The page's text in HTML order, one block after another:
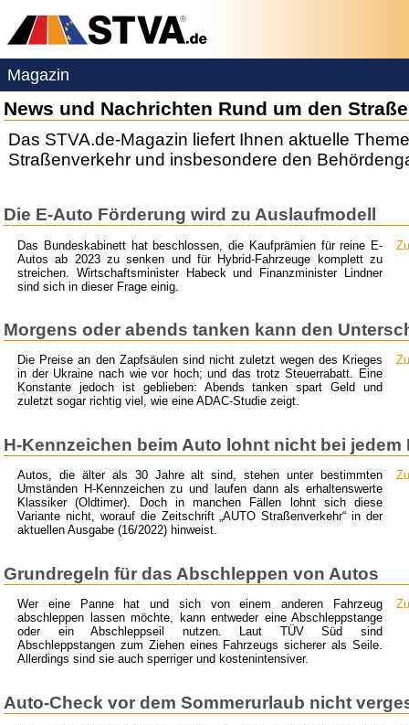
Magazin
News und Nachrichten Rund um den
Das STVA.de-Magazin liefert Ihnen aktuelle
Straßenverkehr und insbesondere den
Die E-Auto Förderung wird zu Auslaufmodell
Das Bundeskabinett hat beschlossen, die Kaufprämien für reine E-
Autos ab 2023 zu senken und für Hybrid-Fahrzeuge komplett zu
streichen. Wirtschaftsminister Habeck und Finanzminister Lindner
sind sich in dieser Frage einig.
Morgens oder abends tanken kann den
Die Preise an den Zapfsäulen sind nicht zuletzt wegen des Krieges
in der Ukraine nach wie vor hoch; und das trotz Steuerrabatt. Eine
Konstante jedoch ist geblieben: Abends tanken spart Geld und
zuletzt sogar richtig viel, wie eine ADAC-Studie zeigt.
H-Kennzeichen beim Auto lohnt nicht bei jedem
Autos, die älter als 30 Jahre alt sind, stehen unter bestimmten
Umständen H-Kennzeichen zu und laufen dann als erhaltenswerte
Klassiker (Oldtimer). Doch in manchen Fällen lohnt sich diese
Variante nicht, worauf die Zeitschrift „AUTO Straßenverkehr“ in der
aktuellen Ausgabe (16/2022) hinweist.
Grundregeln für das Abschleppen von Autos
Wer eine Panne hat und sich von einem anderen Fahrzeug
abschleppen lassen möchte, kann entweder eine Abschleppstange
oder ein Abschleppseil nutzen. Laut TÜV Süd sind
Abschleppstangen zum Ziehen eines Fahrzeugs sicherer als Seile.
Allerdings sind sie auch sperriger und kostenintensiver.
Auto-Check vor dem Sommerurlaub nicht